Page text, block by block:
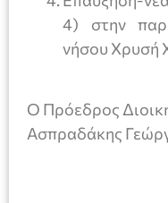
4) στην
νήσου Χρυσή
Ο Πρόεδρος
Ασπραδάκης